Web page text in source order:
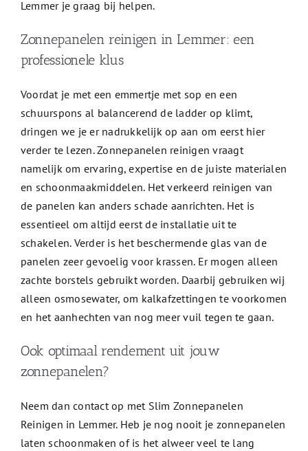
Lemmer je graag bij helpen.
Zonnepanelen reinigen in Lemmer: een
professionele klus
Voordat je met een emmertje met sop en een
schuurspons al balancerend de ladder op klimt,
dringen we je er nadrukkelijk op aan om eerst hier
verder te lezen. Zonnepanelen reinigen vraagt
namelijk om ervaring, expertise en de juiste materialen
en schoonmaakmiddelen. Het verkeerd reinigen van
de panelen kan anders schade aanrichten. Het is
essentieel om altijd eerst de installatie uit te
schakelen. Verder is het beschermende glas van de
panelen zeer gevoelig voor krassen. Er mogen alleen
zachte borstels gebruikt worden. Daarbij gebruiken wij
alleen osmosewater, om kalkafzettingen te voorkomen
en het aanhechten van nog meer vuil tegen te gaan.
Ook optimaal rendement uit jouw
zonnepanelen?
Neem dan contact op met Slim Zonnepanelen
Reinigen in Lemmer. Heb je nog nooit je zonnepanelen
laten schoonmaken of is het alweer veel te lang